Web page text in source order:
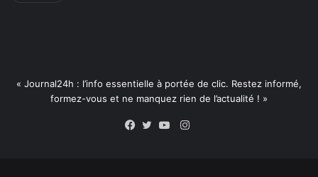
« Journal24h : l’info essentielle à portée de clic. Restez informé,
formez-vous et ne manquez rien de l’actualité ! »
Instagram